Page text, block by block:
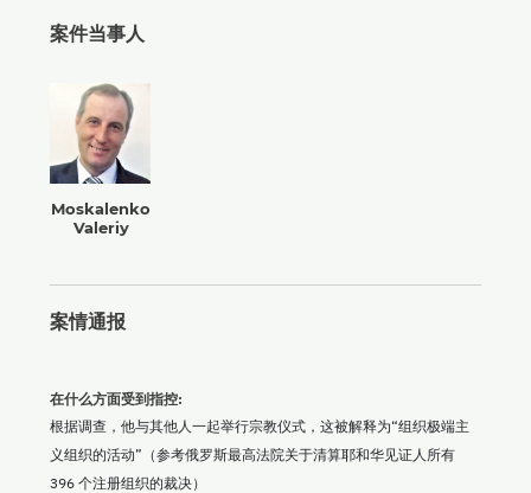
案件当事人
Moskalenko
Valeriy
案情通报
在什么方面受到指控:
根据调查，他与其他人一起举行宗教仪式，这被解释为“组织极端主
义组织的活动”（参考俄罗斯最高法院关于清算耶和华见证人所有
396 个注册组织的裁决）